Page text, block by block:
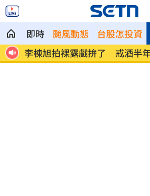
即時 颱風動態 台股怎投資
旭拍裸露戲拚了 戒酒半年狂操肌肉